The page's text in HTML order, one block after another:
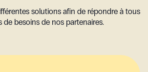
solutions afin de répondre à tous
de besoins de nos partenaires.